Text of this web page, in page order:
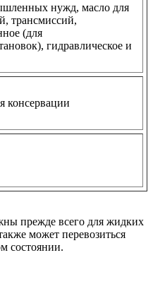
нужд, масло для
трансмиссий,
(для
гидравлическое и
консервации
прежде всего для жидких
может перевозиться
состоянии.